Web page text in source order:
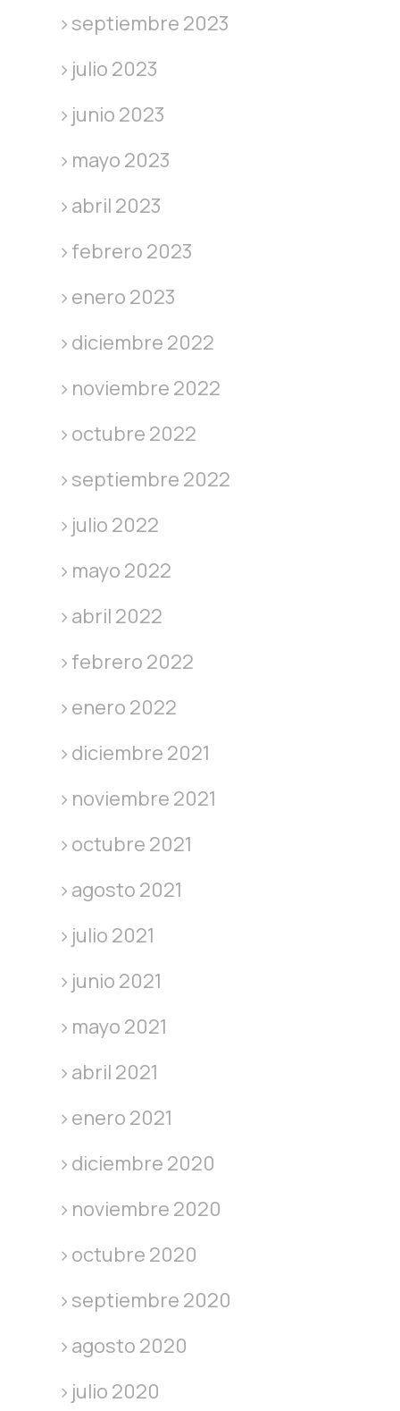
septiembre 2023
julio 2023
junio 2023
mayo 2023
abril 2023
febrero 2023
enero 2023
diciembre 2022
noviembre 2022
octubre 2022
septiembre 2022
julio 2022
mayo 2022
abril 2022
febrero 2022
enero 2022
diciembre 2021
noviembre 2021
octubre 2021
agosto 2021
julio 2021
junio 2021
mayo 2021
abril 2021
enero 2021
diciembre 2020
noviembre 2020
octubre 2020
septiembre 2020
agosto 2020
julio 2020